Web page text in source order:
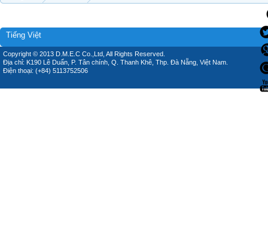
Tiếng Việt
Copyright © 2013 D.M.E.C Co.,Ltd, All Rights Reserved.
Địa chỉ: K190 Lê Duẩn, P. Tân chính, Q. Thanh Khê, Thp. Đà Nẵng, Việt Nam.
Điện thoại: (+84) 5113752506